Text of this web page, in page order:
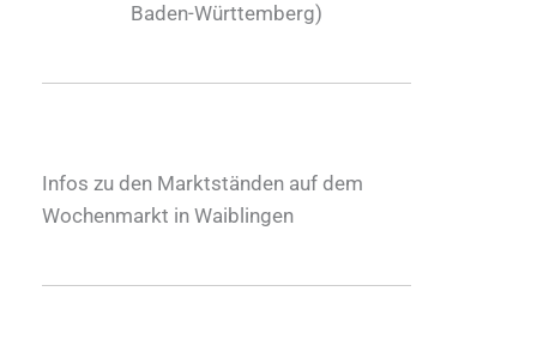
Baden-Württemberg)
Infos zu den Marktständen auf dem
Wochenmarkt in Waiblingen